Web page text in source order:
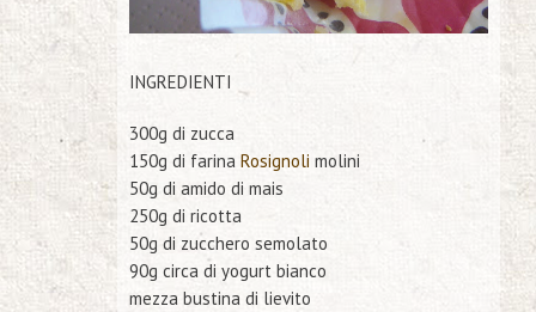
INGREDIENTI
300g di zucca
150g di farina Rosignoli molini
50g di amido di mais
250g di ricotta
50g di zucchero semolato
90g circa di yogurt bianco
mezza bustina di lievito